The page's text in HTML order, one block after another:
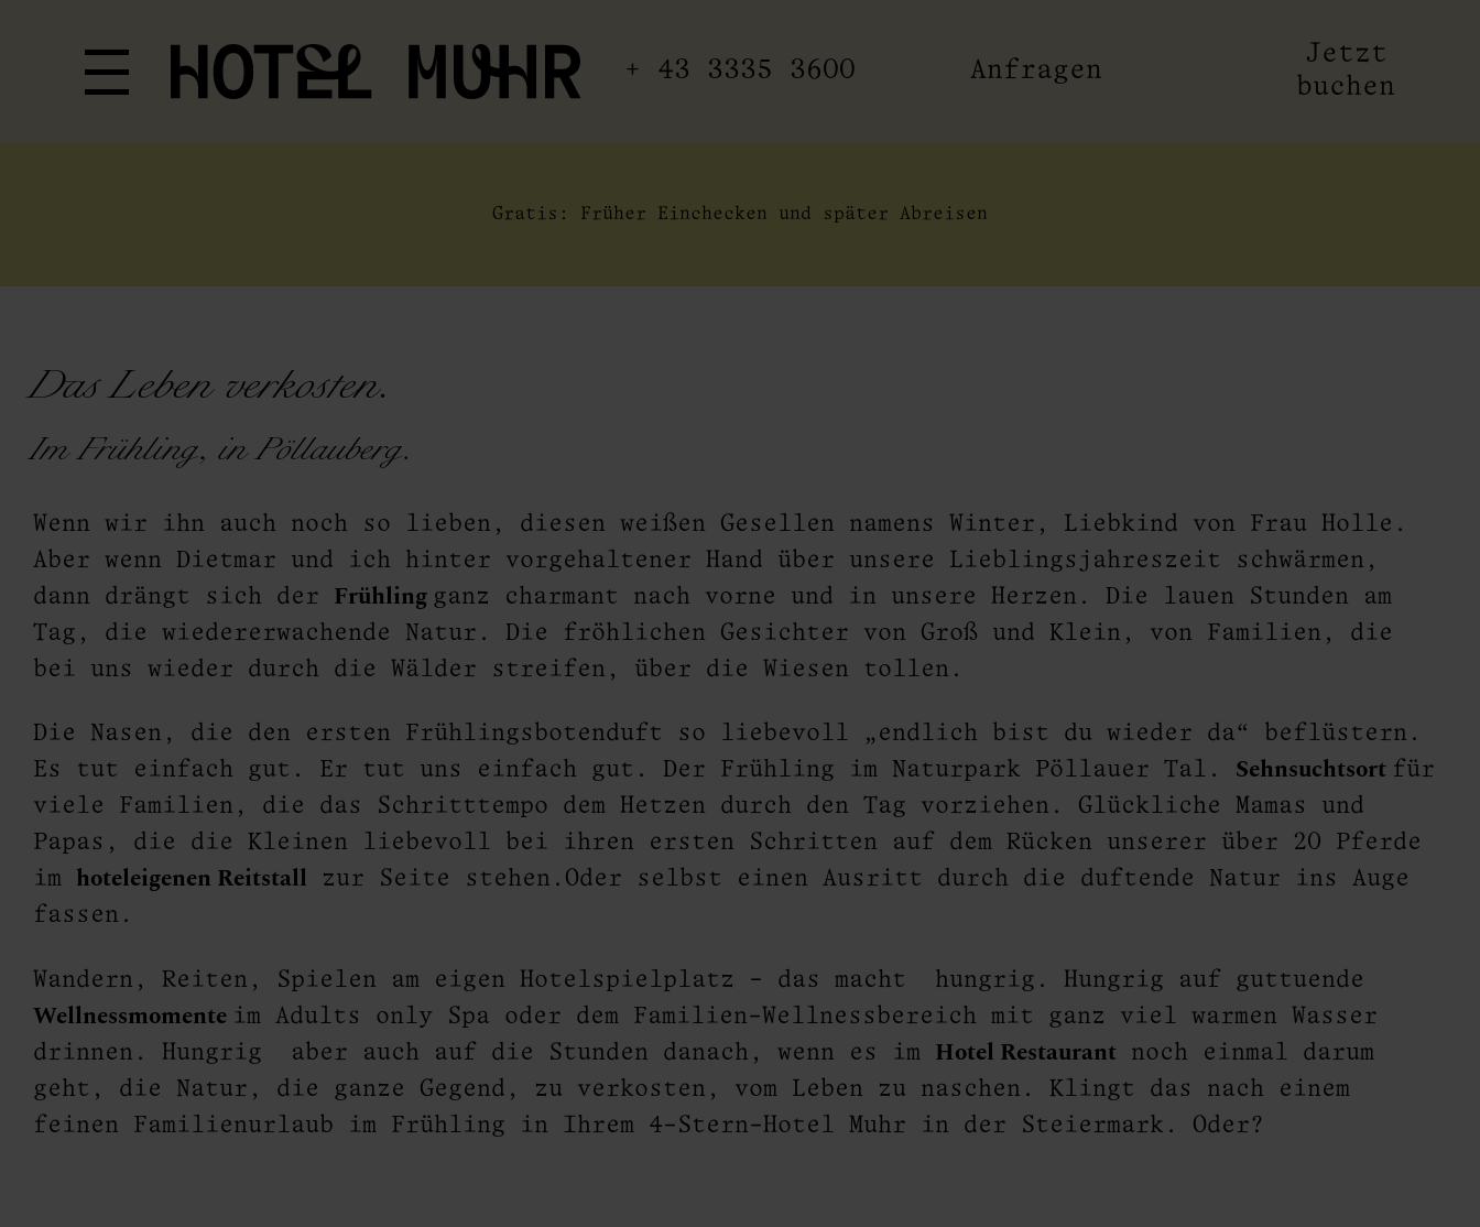
Gratis: Früher Einchecken und später Abreisen
+ 43 3335 3600 Anfragen
Jetzt
buchen
Das Leben verkosten.
Im Frühling, in Pöllauberg.
Wenn wir ihn auch noch so lieben, diesen weißen Gesellen namens Winter, Liebkind von Frau Holle.
Aber wenn Dietmar und ich hinter vorgehaltener Hand über unsere Lieblingsjahreszeit schwärmen,
dann drängt sich der Frühling ganz charmant nach vorne und in unsere Herzen. Die lauen Stunden am
Tag, die wiedererwachende Natur. Die fröhlichen Gesichter von Groß und Klein, von Familien, die
bei uns wieder durch die Wälder streifen, über die Wiesen tollen.
Die Nasen, die den ersten Frühlingsbotenduft so liebevoll „endlich bist du wieder da“ beflüstern.
Es tut einfach gut. Er tut uns einfach gut. Der Frühling im Naturpark Pöllauer Tal. Sehnsuchtsort für
viele Familien, die das Schritttempo dem Hetzen durch den Tag vorziehen. Glückliche Mamas und
Papas, die die Kleinen liebevoll bei ihren ersten Schritten auf dem Rücken unserer über 20 Pferde
im hoteleigenen Reitstall zur Seite stehen.Oder selbst einen Ausritt durch die duftende Natur ins Auge
fassen.
Wandern, Reiten, Spielen am eigen Hotelspielplatz – das macht hungrig. Hungrig auf guttuende
Wellnessmomente im Adults only Spa oder dem Familien-Wellnessbereich mit ganz viel warmen Wasser
drinnen. Hungrig aber auch auf die Stunden danach, wenn es im Hotel Restaurant noch einmal darum
geht, die Natur, die ganze Gegend, zu verkosten, vom Leben zu naschen. Klingt das nach einem
feinen Familienurlaub im Frühling in Ihrem 4-Stern-Hotel Muhr in der Steiermark. Oder?